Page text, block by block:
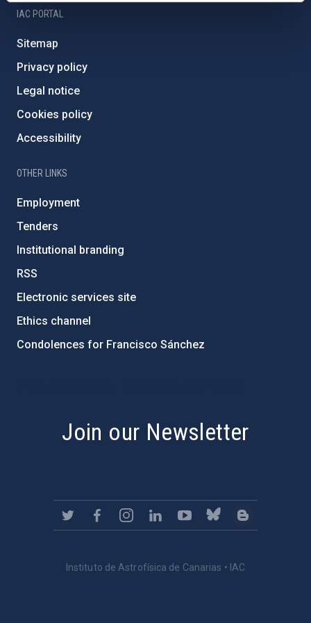
IAC PORTAL
Sitemap
Privacy policy
Legal notice
Cookies policy
Accessibility
OTHER LINKS
Employment
Tenders
Institutional branding
RSS
Electronic services site
Ethics channel
Condolences for Francisco Sánchez
Join our Newsletter
Instituto de Astrofísica de Canarias • IAC